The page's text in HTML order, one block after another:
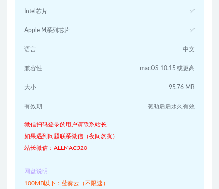
Intel芯片 ✅
Apple M系列芯片 ✅
语言 中文
兼容性 macOS 10.15 或更高
大小 95.76 MB
有效期 赞助后后永久有效
微信扫码登录的用户请联系站长
如果遇到问题联系微信（夜间勿扰）
站长微信：ALLMAC520
网盘说明
100MB以下：蓝奏云（不限速）